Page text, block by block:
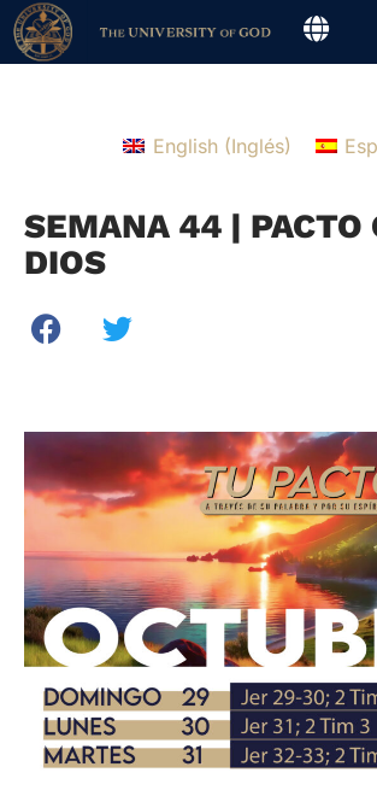
English(Inglés)
SEMANA 44 | PACTO
DIOS